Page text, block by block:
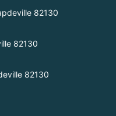
82130
82130
82130